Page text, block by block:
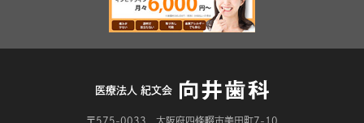
医療法人 紀文会
〒575-0033 大阪府四條畷市美田町7-10